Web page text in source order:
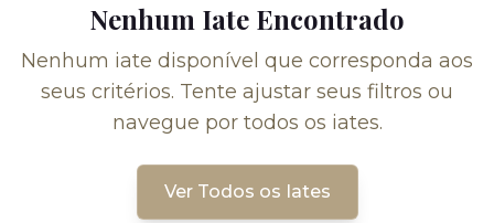
Nenhum Iate Encontrado
Nenhum iate disponível que corresponda aos
seus critérios. Tente ajustar seus filtros ou
navegue por todos os iates.
Ver Todos os Iates